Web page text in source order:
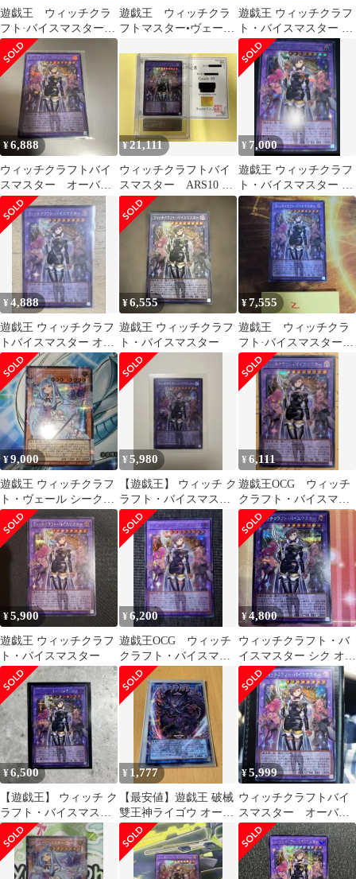
遊戯王 ウィッチクラ
フト·バイスマスター
オーバーフレーム シ
ク
遊戯王 ウィッチクラ
フトマスター•ヴェー
ARS10
遊戯王 ウィッチクラフ
ト・バイスマスター オ
ーバーフレーム シーク
レット
¥6,888
ウィッチクラフトバイ
スマスター オーバー
フレーム シークレット
¥21,111
ウィッチクラフトバイ
スマスター ARS10 鑑
定書付き
¥ 7,000
遊戯王 ウィッチクラフ
ト・バイスマスター オ
ーバーフレーム
¥4,888
遊戯王 ウィッチクラフ
トバイスマスター オー
バーフレーム シークレ
ット
¥6,555
遊戯王 ウィッチクラフ
ト・バイスマスター
¥7,555
遊戯王 ウィッチクラ
フト·バイスマスター
オーバーフレーム シ
ク ②
¥9,000
遊戯王 ウィッチクラフ
ト・ヴェール シークレ
ット オーバーフレー
ム
¥5,980
【遊戯王】 ウィッチ ク
ラフト・バイスマスタ
ー OSE
¥6,111
遊戯王OCG ウィッチ
クラフト・バイスマス
ター OF SE
¥5,900
遊戯王 ウィッチクラフ
ト・バイスマスター
¥6,200
遊戯王OCG ウィッチ
クラフト・バイスマス
ター OF SE
¥4,800
ウィッチクラフト・バ
イスマスター シク オバ
フレ
¥6,500
【遊戯王】 ウィッチ ク
ラフト・バイスマスタ
ー OSE (RV01-JP038)
¥ 1,777
【最安値】遊戯王 破械
雙王神ライゴウ オーバ
ーフレーム OF シーク
レット
¥5,999
ウィッチクラフトバイ
スマスター オーバー
フレームシークレット